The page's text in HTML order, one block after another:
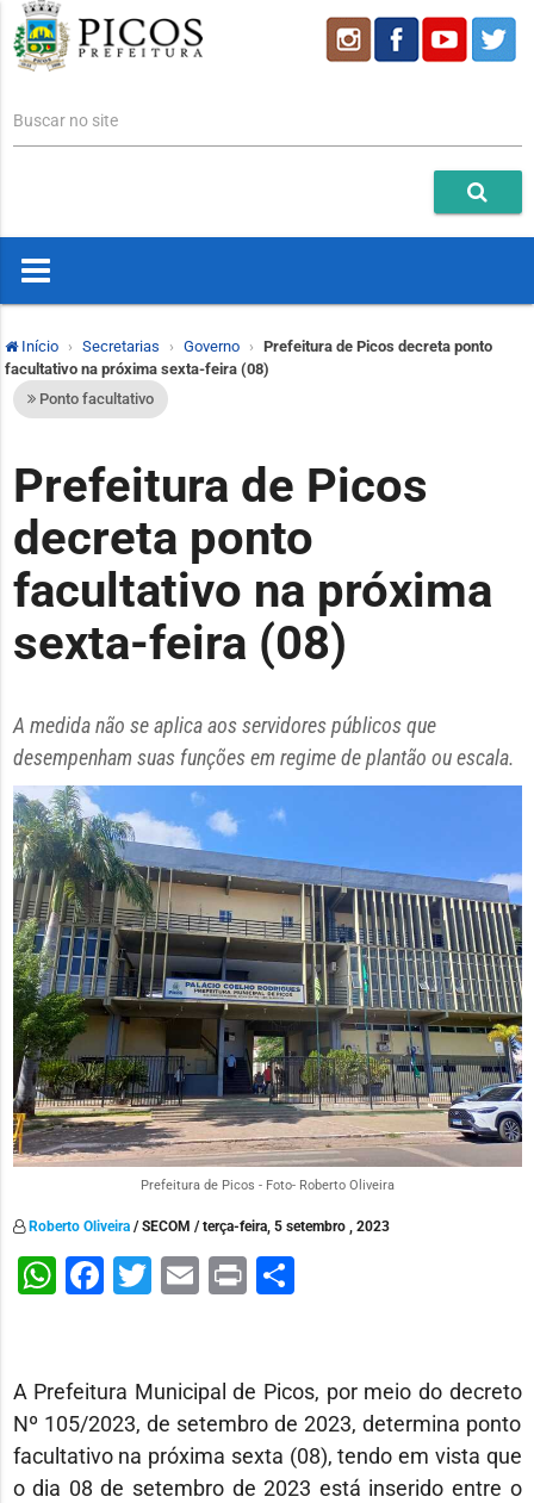
Buscar no site
Início Secretarias Governo
Prefeitura de Picos decreta ponto
facultativo na próxima sexta-feira (08)
Ponto facultativo
Prefeitura de Picos
decreta ponto
facultativo na próxima
sexta-feira (08)
A medida não se aplica aos servidores públicos que
desempenham suas funções em regime de plantão ou escala.
Prefeitura de Picos - Foto- Roberto Oliveira
Roberto Oliveira/ SECOM / terça-feira, 5 setembro , 2023
WhatsApp
Facebook
Twitter
EmailPrint
A Prefeitura Municipal de Picos, por meio do decreto
Nº 105/2023, de setembro de 2023, determina ponto
facultativo na próxima sexta (08), tendo em vista que
o dia 08 de setembro de 2023 está inserido entre o